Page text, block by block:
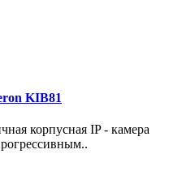
KIB81
корпусная IP - камера